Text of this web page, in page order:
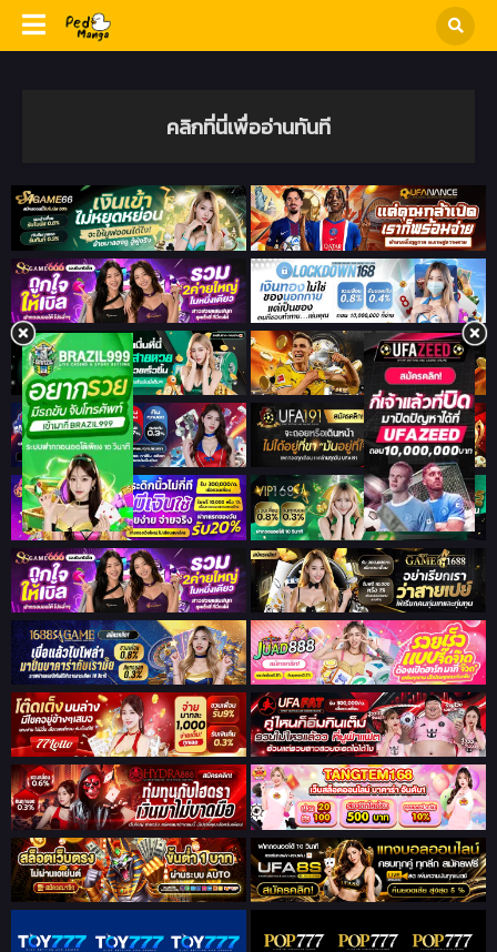
คลิกที่นี่เพื่ออ่านทันที